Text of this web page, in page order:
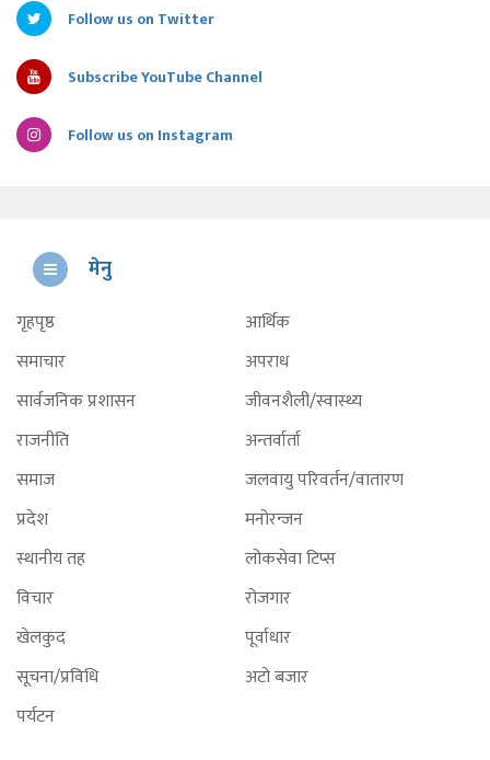
Follow us on Twitter
Subscribe YouTube Channel
Follow us on Instagram
मेनु
गृहपृष्ठ
समाचार
सार्वजनिक प्रशासन
राजनीति
समाज
प्रदेश
स्थानीय तह
विचार
खेलकुद
सूचना/प्रविधि
पर्यटन
आर्थिक
अपराध
जीवनशैली/स्वास्थ्य
अन्तर्वार्ता
जलवायु परिवर्तन/वातारण
मनोरन्जन
लोकसेवा टिप्स
रोजगार
पूर्वाधार
अटो बजार